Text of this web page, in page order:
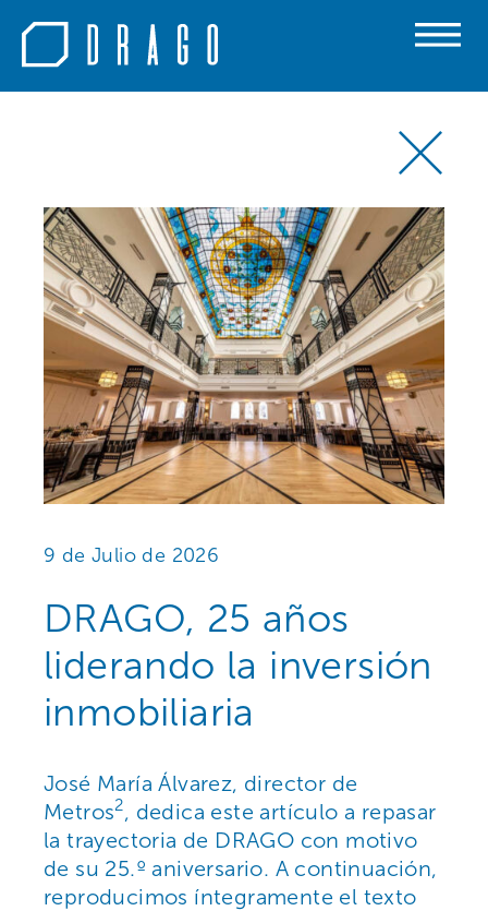
9 de Julio de 2026
DRAGO, 25 años
liderando la inversión
inmobiliaria
José María Álvarez, director de
Metros2, dedica este artículo a repasar
la trayectoria de DRAGO con motivo
de su 25.º aniversario. A continuación,
reproducimos íntegramente el texto